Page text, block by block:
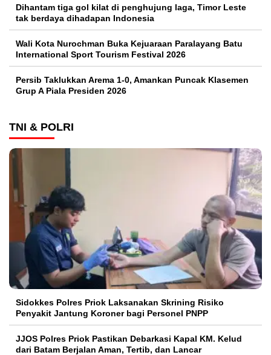
Dihantam tiga gol kilat di penghujung laga, Timor Leste
tak berdaya dihadapan Indonesia
Wali Kota Nurochman Buka Kejuaraan Paralayang Batu
International Sport Tourism Festival 2026
Persib Taklukkan Arema 1-0, Amankan Puncak Klasemen
Grup A Piala Presiden 2026
TNI & POLRI
Sidokkes Polres Priok Laksanakan Skrining Risiko
Penyakit Jantung Koroner bagi Personel PNPP
JJOS Polres Priok Pastikan Debarkasi Kapal KM. Kelud
dari Batam Berjalan Aman, Tertib, dan Lancar